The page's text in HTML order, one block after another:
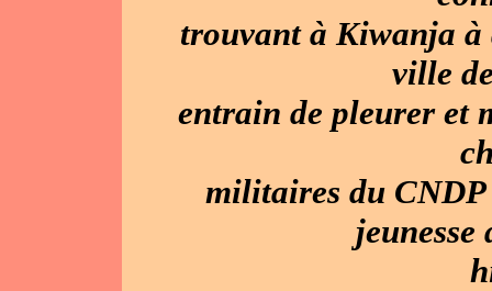
trouvant à Kiwanja à
ville
entrain de pleurer et
militaires du
jeunesse